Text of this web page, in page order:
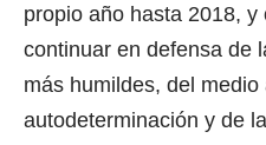
propio año hasta 2018,
continuar en defensa de
más humildes, del medio
autodeterminación y de